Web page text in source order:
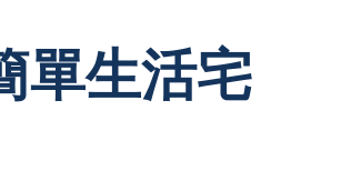
單生活宅